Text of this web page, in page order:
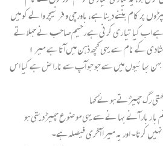
پر کام بننے دینا ہے، باورچی و فر نیچر والے کو میں
اب کیا تیا ری کرنی ہے رحیم صاحب نے جھلا تے
ہو ئے کہا ما شا ء اللہ کیا سوچ ہے۔ کیا شادی کے نام سے یہی کچھ ذہن میں آتا ہے میر۱
بھا ئیوں میں سے جو جو آپ سے نارا ض ہے کیا اس
رگ چھیڑتے ہو ئے کہا
با ر بار آنے بہا نے سے یہی مو ضو ع چھیڑ دیتی ہو
کرتا۔ اور یہ میرا آخری فیصلہ ہے۔